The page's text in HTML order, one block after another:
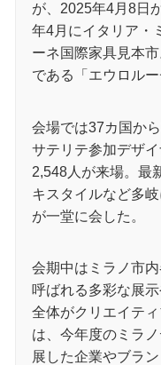
が、2025年4月8日
年4月にイタリア・
ーネ国際家具見本
である「エウロル
会場では37カ国か
サテリテ参加デザ
2,548人が来場。最
キスタイルなど多
が一堂に会した。
会期中はミラノ市
呼ばれる多彩な展
全体がクリエイテ
は、今年度のミラ
展した企業やブラ